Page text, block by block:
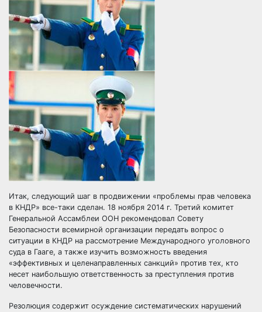
Итак, следующий шаг в продвижении «проблемы прав человека
в КНДР» все-таки сделан. 18 ноября 2014 г. Третий комитет
Генеральной Ассамблеи ООН рекомендовал Совету
Безопасности всемирной организации передать вопрос о
ситуации в КНДР на рассмотрение Международного уголовного
суда в Гааге, а также изучить возможность введения
«эффективных и целенаправленных санкций» против тех, кто
несет наибольшую ответственность за преступления против
человечности.
Резолюция содержит осуждение систематических нарушений